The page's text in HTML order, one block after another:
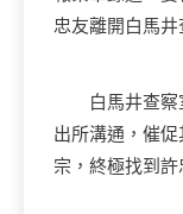
忠友離開白馬井
白馬井查察
出所溝通，催
宗，終極找到